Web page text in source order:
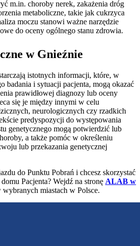
m.in. choroby nerek, zakażenia dróg
metaboliczne, takie jak cukrzyca
moczu stanowi ważne narzędzie
do oceny ogólnego stanu zdrowia.
w Gnieźnie
istotnych informacji, które, w
badania i sytuacji pacjenta, mogą okazać
prawidłowej diagnozy lub oceny
się je między innymi w celu
neurologicznych czy rzadkich
predyspozycji do występowania
genetycznego mogą potwierdzić lub
a także pomóc w określeniu
lub przekazania genetycznej
do Punktu Pobrań i chcesz skorzystać
Pacjenta? Wejdź na stronę ALAB w
miastach w Polsce.